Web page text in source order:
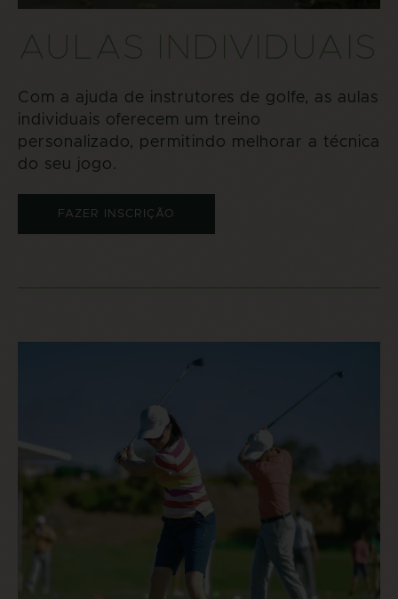
AULAS INDIVIDUAIS
Com a ajuda de instrutores de golfe, as aulas
individuais oferecem um treino
personalizado, permitindo melhorar a técnica
do seu jogo.
FAZER INSCRIÇÃO